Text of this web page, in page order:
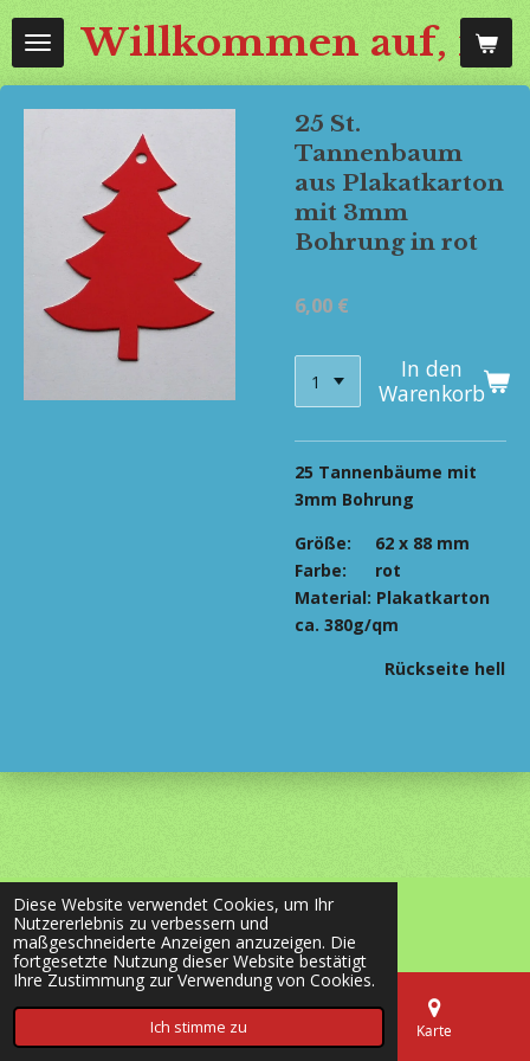
Diese Website verwendet Cookies, um Ihr
Nutzererlebnis zu verbessern und
maßgeschneiderte Anzeigen anzuzeigen. Die
fortgesetzte Nutzung dieser Website bestätigt
Ihre Zustimmung zur Verwendung von Cookies.
Ich stimme zu
Zum
HauptinhaltWillkommen auf,
25 St.
Tannenbaum
aus Plakatkarton
mit 3mm
Bohrung in rot
6,00 €
In den
Warenkorb
25 Tannenbäume mit
3mm Bohrung
Größe: 62 x 88 mm
Farbe: rot
Material: Plakatkarton
ca. 380g/qm
Rückseite hell
© 2020 - 2026 most-wanted-shop24.de
Mit Unterstützung von Webador
Telefon Karte